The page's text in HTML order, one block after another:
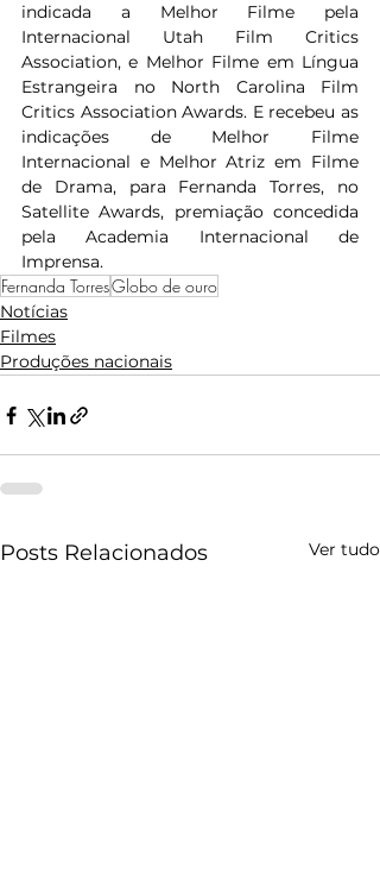
indicada a Melhor Filme pela
Internacional Utah Film Critics
Association, e Melhor Filme em Língua
Estrangeira no North Carolina Film
Critics Association Awards. E recebeu as
indicações de Melhor Filme
Internacional e Melhor Atriz em Filme
de Drama, para Fernanda Torres, no
Satellite Awards, premiação concedida
pela Academia Internacional de
Imprensa.
Fernanda TorresGlobo de ouro
Notícias
Filmes
Produções nacionais
Posts Relacionados Ver tudo